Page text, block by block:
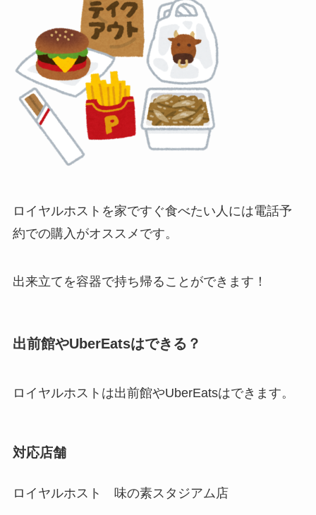
ロイヤルホストを家ですぐ食べたい人には電話予
約での購入がオススメです。
出来立てを容器で持ち帰ることができます！
出前館やUberEatsはできる？
ロイヤルホストは出前館やUberEatsはできます。
対応店舗
ロイヤルホスト 味の素スタジアム店